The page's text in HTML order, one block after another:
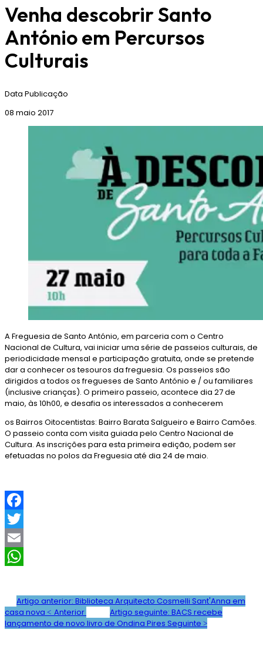
Venha descobrir Santo
António em Percursos
Culturais
Data Publicação
08 maio 2017
A Freguesia de Santo António, em parceria com o Centro
Nacional de Cultura, vai iniciar uma série de passeios culturais, de
periodicidade mensal e participação gratuita, onde se pretende
dar a conhecer os tesouros da freguesia. Os passeios são
dirigidos a todos os fregueses de Santo António e / ou familiares
(inclusive crianças). O primeiro passeio, acontece dia 27 de
maio, às 10h00, e desafia os interessados a conhecerem
os Bairros Oitocentistas: Bairro Barata Salgueiro e Bairro Camões.
O passeio conta com visita guiada pelo Centro Nacional de
Cultura. As inscrições para esta primeira edição, podem ser
efetuadas no polos da Freguesia até dia 24 de maio.
F
a
c
o
o
T
w
t
e
E
i
l
a
t
Artigo anterior: Biblioteca Arquitecto Cosmelli Sant'Anna em
casa nova
Anterior
Artigo seguinte: BACS recebe
lançamento de novo livro de Ondina Pires Seguinte